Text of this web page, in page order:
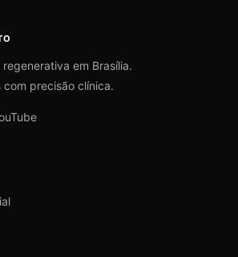
em Brasília.
com precisão clínica.